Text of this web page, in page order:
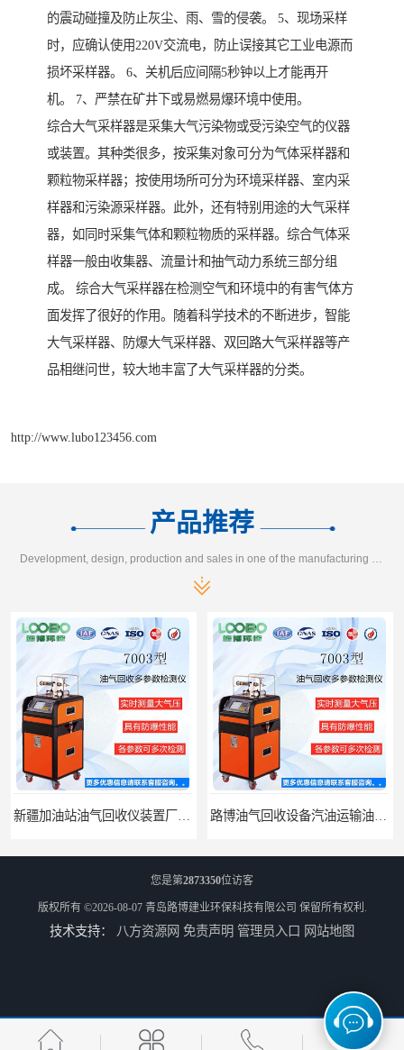
的震动碰撞及防止灰尘、雨、雪的侵袭。 5、现场采样
时，应确认使用220V交流电，防止误接其它工业电源而
损坏采样器。 6、关机后应间隔5秒钟以上才能再开
机。 7、严禁在矿井下或易燃易爆环境中使用。
综合大气采样器是采集大气污染物或受污染空气的仪器
或装置。其种类很多，按采集对象可分为气体采样器和
颗粒物采样器；按使用场所可分为环境采样器、室内采
样器和污染源采样器。此外，还有特别用途的大气采样
器，如同时采集气体和颗粒物质的采样器。综合气体采
样器一般由收集器、流量计和抽气动力系统三部分组
成。 综合大气采样器在检测空气和环境中的有害气体方
面发挥了很好的作用。随着科学技术的不断进步，智能
大气采样器、防爆大气采样器、双回路大气采样器等产
品相继问世，较大地丰富了大气采样器的分类。
http://www.lubo123456.com
产品推荐
江西全自动水质采样器批发直销
河南水质采样仪器设备 河南污水水质采样仪器设备厂家
您是第2873350位访客
版权所有 ©2026-08-07 青岛路博建业环保科技有限公司 保留所有权利.
技术支持： 八方资源网 免责声明 管理员入口 网站地图